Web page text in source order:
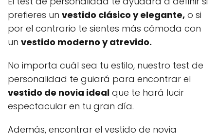
prefieres un vestido clásico y elegante, o si
por el contrario te sientes más cómoda con
un vestido moderno y atrevido.
No importa cuál sea tu estilo, nuestro test de
personalidad te guiará para encontrar el
vestido de novia ideal que te hará lucir
espectacular en tu gran día.
Además, encontrar el vestido de novia